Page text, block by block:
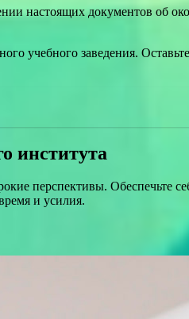
настоящих документов об
учебного заведения.
института
перспективы. Обеспечьте
и усилия.